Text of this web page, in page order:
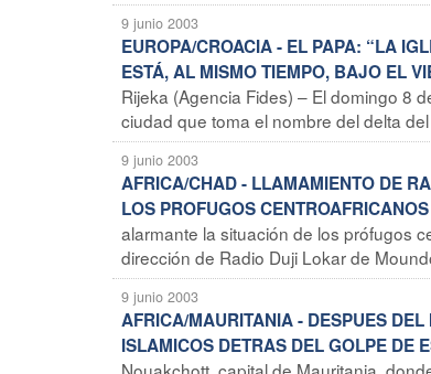
9 junio 2003
EUROPA/CROACIA - EL PAPA: “LA
ESTÁ, AL MISMO TIEMPO, BAJO EL
Rijeka (Agencia Fides) – El domingo 8
ciudad que toma el nombre del delta
9 junio 2003
AFRICA/CHAD - LLAMAMIENTO DE
LOS PROFUGOS
alarmante la situación de los prófugos
dirección de Radio Duji Lokar de
9 junio 2003
AFRICA/MAURITANIA - DESPUES
ISLAMICOS DETRAS DEL GOLPE DE